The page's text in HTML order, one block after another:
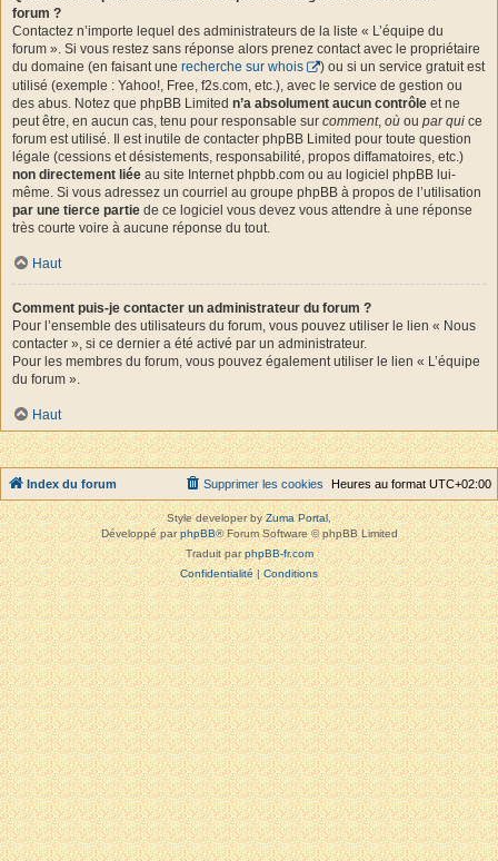
forum ?
Contactez n’importe lequel des administrateurs de la liste « L’équipe du
forum ». Si vous restez sans réponse alors prenez contact avec le propriétaire
du domaine (en faisant une recherche sur whois
) ou si un service gratuit est
utilisé (exemple : Yahoo!, Free, f2s.com, etc.), avec le service de gestion ou
des abus. Notez que phpBB Limited n’a absolument aucun contrôle et ne
peut être, en aucun cas, tenu pour responsable sur comment, où ou par qui ce
forum est utilisé. Il est inutile de contacter phpBB Limited pour toute question
légale (cessions et désistements, responsabilité, propos diffamatoires, etc.)
non directement liée au site Internet phpbb.com ou au logiciel phpBB lui-
même. Si vous adressez un courriel au groupe phpBB à propos de l’utilisation
par une tierce partie de ce logiciel vous devez vous attendre à une réponse
très courte voire à aucune réponse du tout.
Haut
Comment puis-je contacter un administrateur du forum ?
Pour l’ensemble des utilisateurs du forum, vous pouvez utiliser le lien « Nous
contacter », si ce dernier a été activé par un administrateur.
Pour les membres du forum, vous pouvez également utiliser le lien « L’équipe
du forum ».
Haut
Index du forum Heures au format UTC+02:00
Supprimer les cookies
Style developer byZuma Portal,
Développé parphpBB® Forum Software © phpBB Limited
Traduit parphpBB-fr.com
Confidentialité|Conditions